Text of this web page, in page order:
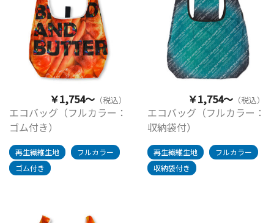
￥1,754～ （税込）
エコバッグ（フルカラー：
ゴム付き）
再生繊維生地
フルカラー
ゴム付き
￥1,754～（税込）
エコバッグ（フルカラー：
収納袋付）
再生繊維生地
フルカラー
収納袋付き